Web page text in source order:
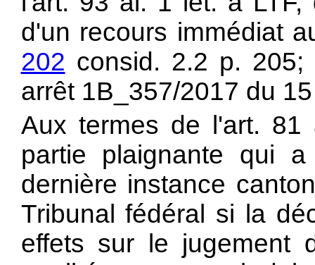
d'un recours immédiat
202 consid. 2.2 p. 205;
arrêt 1B_357/2017 du
Aux termes de l'art.
partie plaignante qui
dernière instance
Tribunal fédéral si la
effets sur le jugement